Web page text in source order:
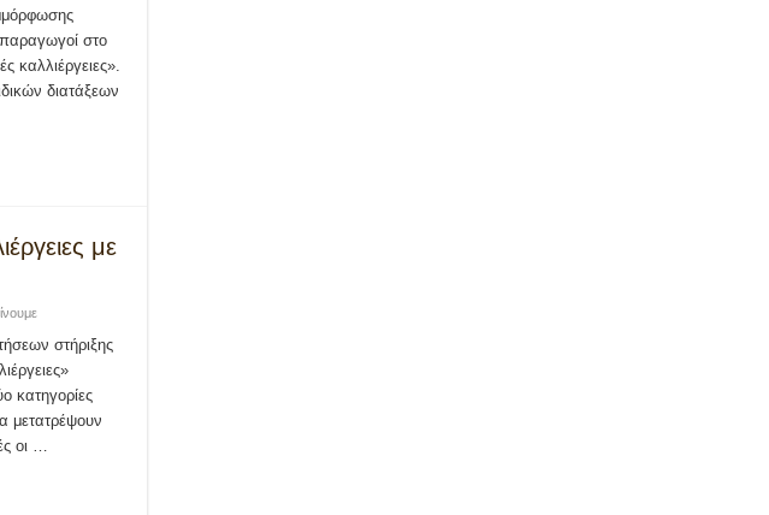
παραγωγοί στο
καλλιέργειες».
διατάξεων
με
στήριξης
κατηγορίες
μετατρέψουν
οι …